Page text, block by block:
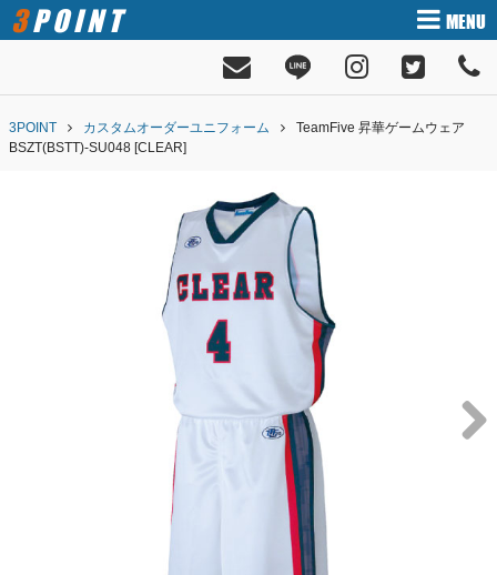
3POINT MENU
3POINT カスタムオーダーユニフォーム
TeamFive 昇華ゲームウェア
BSZT(BSTT)-SU048 [CLEAR]